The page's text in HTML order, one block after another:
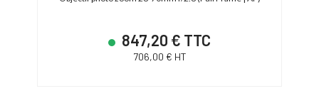
847,20 € TTC
706,00 € HT